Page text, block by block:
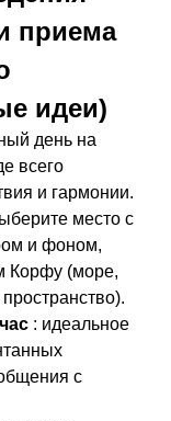
приема
идеи)
день на
всего
и гармонии.
место с
и фоном,
Корфу (море,
: идеальное
с